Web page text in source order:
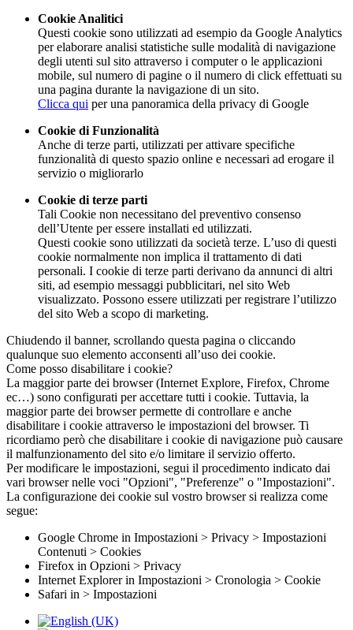
Cookie Analitici
Questi cookie sono utilizzati ad esempio da Google Analytics
per elaborare analisi statistiche sulle modalità di navigazione
degli utenti sul sito attraverso i computer o le applicazioni
mobile, sul numero di pagine o il numero di click effettuati su
una pagina durante la navigazione di un sito.
Clicca qui per una panoramica della privacy di Google
Cookie di Funzionalità
Anche di terze parti, utilizzati per attivare specifiche
funzionalità di questo spazio online e necessari ad erogare il
servizio o migliorarlo
Cookie di terze parti
Tali Cookie non necessitano del preventivo consenso
dell’Utente per essere installati ed utilizzati.
Questi cookie sono utilizzati da società terze. L’uso di questi
cookie normalmente non implica il trattamento di dati
personali. I cookie di terze parti derivano da annunci di altri
siti, ad esempio messaggi pubblicitari, nel sito Web
visualizzato. Possono essere utilizzati per registrare l’utilizzo
del sito Web a scopo di marketing.
Chiudendo il banner, scrollando questa pagina o cliccando
qualunque suo elemento acconsenti all’uso dei cookie.
Come posso disabilitare i cookie?
La maggior parte dei browser (Internet Explore, Firefox, Chrome
ec…) sono configurati per accettare tutti i cookie. Tuttavia, la
maggior parte dei browser permette di controllare e anche
disabilitare i cookie attraverso le impostazioni del browser. Ti
ricordiamo però che disabilitare i cookie di navigazione può causare
il malfunzionamento del sito e/o limitare il servizio offerto.
Per modificare le impostazioni, segui il procedimento indicato dai
vari browser nelle voci "Opzioni", "Preferenze" o "Impostazioni".
La configurazione dei cookie sul vostro browser si realizza come
segue:
Google Chrome in Impostazioni > Privacy > Impostazioni
Contenuti > Cookies
Firefox in Opzioni > Privacy
Internet Explorer in Impostazioni > Cronologia > Cookie
Safari in > Impostazioni